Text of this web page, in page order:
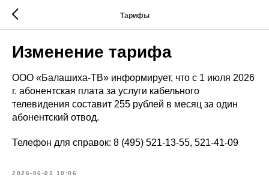
Тарифы
Изменение тарифа
ООО «Балашиха-ТВ» информирует, что с 1 июля 2026
г. абонентская плата за услуги кабельного
телевидения составит 255 рублей в месяц за один
абонентский отвод.
Телефон для справок: 8 (495) 521-13-55, 521-41-09
2026-06-01 10:06